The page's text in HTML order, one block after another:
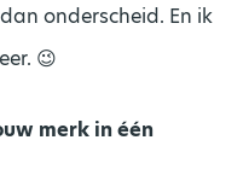
onderscheid. En ik
😉
merk in één